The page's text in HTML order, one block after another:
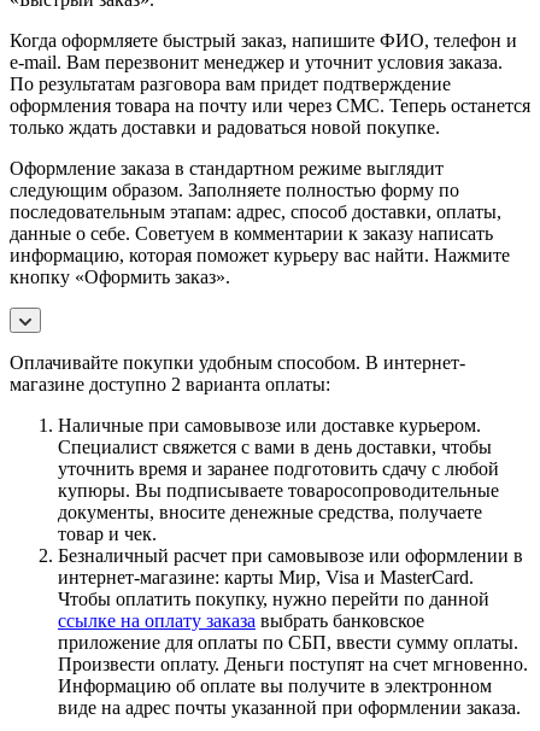
Когда оформляете быстрый заказ, напишите ФИО, телефон и
e-mail. Вам перезвонит менеджер и уточнит условия заказа.
По результатам разговора вам придет подтверждение
оформления товара на почту или через СМС. Теперь останется
только ждать доставки и радоваться новой покупке.
Оформление заказа в стандартном режиме выглядит
следующим образом. Заполняете полностью форму по
последовательным этапам: адрес, способ доставки, оплаты,
данные о себе. Советуем в комментарии к заказу написать
информацию, которая поможет курьеру вас найти. Нажмите
кнопку «Оформить заказ».
Оплачивайте покупки удобным способом. В интернет-
магазине доступно 2 варианта оплаты:
Наличные при самовывозе или доставке курьером.
Специалист свяжется с вами в день доставки, чтобы
уточнить время и заранее подготовить сдачу с любой
купюры. Вы подписываете товаросопроводительные
документы, вносите денежные средства, получаете
товар и чек.
Безналичный расчет при самовывозе или оформлении в
интернет-магазине: карты Мир, Visa и MasterCard.
Чтобы оплатить покупку, нужно перейти по данной
ссылке на оплату заказа выбрать банковское
приложение для оплаты по СБП, ввести сумму оплаты.
Произвести оплату. Деньги поступят на счет мгновенно.
Информацию об оплате вы получите в электронном
виде на адрес почты указанной при оформлении заказа.